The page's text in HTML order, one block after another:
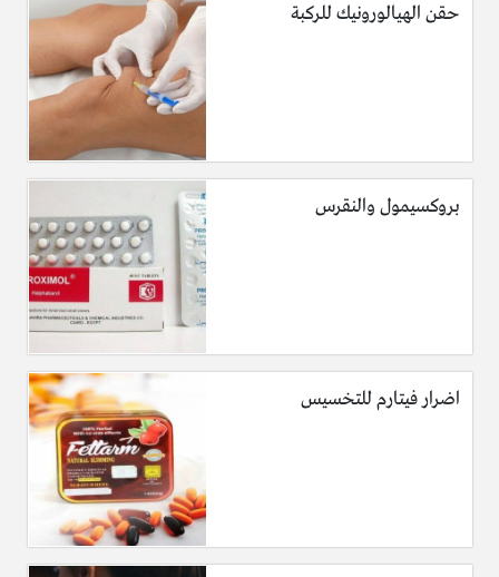
حقن الهيالورونيك للركبة
بروكسيمول والنقرس
اضرار فيتارم للتخسيس